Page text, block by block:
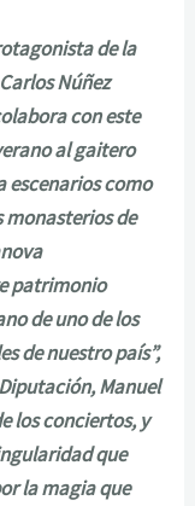
de la
Núñez
con este
al gaitero
escenarios como
monasterios de
patrimonio
de uno de los
de nuestro país”,
Manuel
los conciertos, y
que
la magia que